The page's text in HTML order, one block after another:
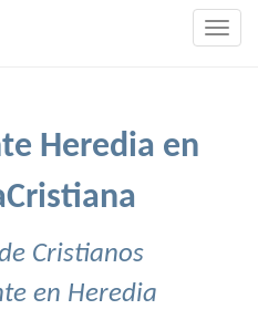
Heredia en
Cristianos
en Heredia